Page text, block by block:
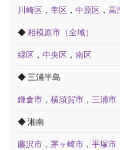
川崎区 ， 幸区 ， 中原区 ， 高
◆相模原市（全域）
緑区 ， 中央区 ， 南区
◆ 三浦半島
鎌倉市 ， 横須賀市 ， 三浦市
◆ 湘南
藤沢市 ， 茅ヶ崎市 ， 平塚市